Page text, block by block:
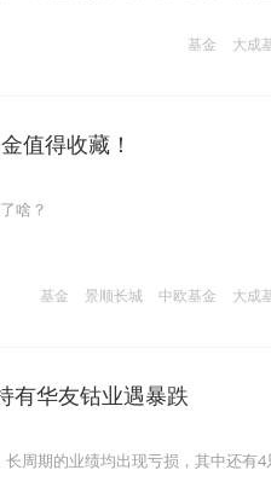
基金 大成
值得收藏！
啥？
基金 景顺长城 中欧基金 大成
有华友钴业遇暴跌
周期的业绩均出现亏损，其中还有4